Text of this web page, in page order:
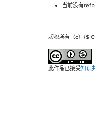
当前没有
版权所有（c）{$
此作品已接受知识